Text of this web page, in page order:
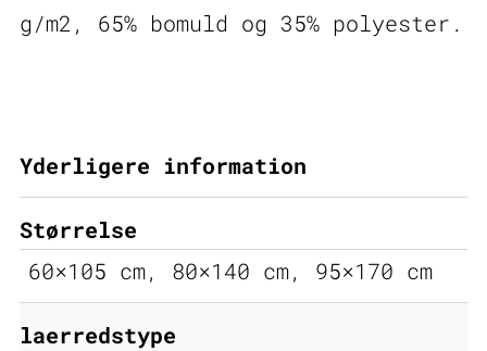
g/m2, 65% bomuld og 35% polyester.
Yderligere information
Størrelse
60×105 cm, 80×140 cm, 95×170 cm
laerredstype